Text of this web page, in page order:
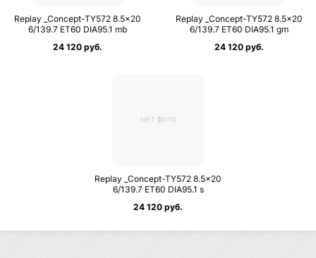
Replay _Concept-TY572 8.5×20
6/139.7 ET60 DIA95.1 mb
24 120 руб.
Replay _Concept-TY572 8.5×20
6/139.7 ET60 DIA95.1 gm
24 120 руб.
нет фото
Replay _Concept-TY572 8.5×20
6/139.7 ET60 DIA95.1 s
24 120 руб.